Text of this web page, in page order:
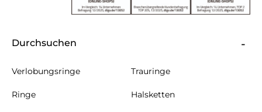
Durchsuchen
Verlobungsringe Trauringe
Ringe Halsketten